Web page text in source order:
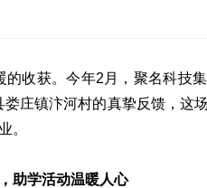
收获。今年2月，聚名科技
庄镇汴河村的真挚反馈，这
。
助学活动温暖人心